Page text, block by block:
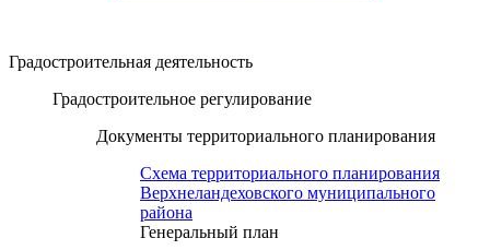
Градостроительная деятельность
Градостроительное регулирование
Документы территориального планирования
Схема территориального планирования
Верхнеландеховского муниципального
района
Генеральный план